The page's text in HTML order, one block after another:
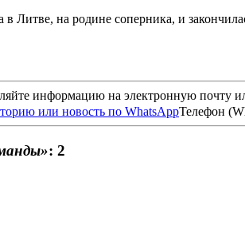
Литве, на родине соперника, и
информацию на электронную почту
Телефон
: 2